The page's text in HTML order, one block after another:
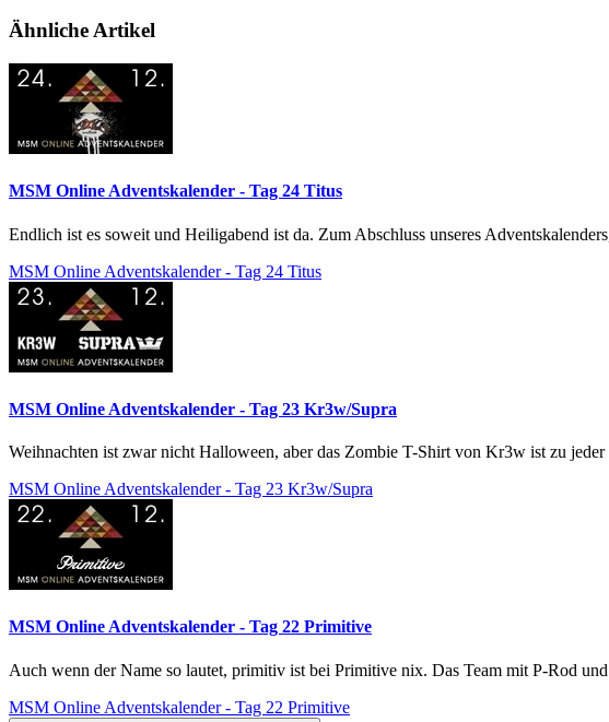
Ähnliche Artikel
MSM Online Adventskalender - Tag 24 Titus
Endlich ist es soweit und Heiligabend ist da. Zum Abschluss unseres
MSM Online Adventskalender - Tag 24 Titus
MSM Online Adventskalender - Tag 23 Kr3w/Supra
Weihnachten ist zwar nicht Halloween, aber das Zombie T-Shirt von Kr3w ist zu
MSM Online Adventskalender - Tag 23 Kr3w/Supra
MSM Online Adventskalender - Tag 22 Primitive
Auch wenn der Name so lautet, primitiv ist bei Primitive nix. Das Team mit P-Rod
MSM Online Adventskalender - Tag 22 Primitive